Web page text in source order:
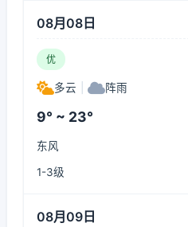
08月08日
优
多云 阵雨
9° ~ 23°
东风
1-3级
08月09日